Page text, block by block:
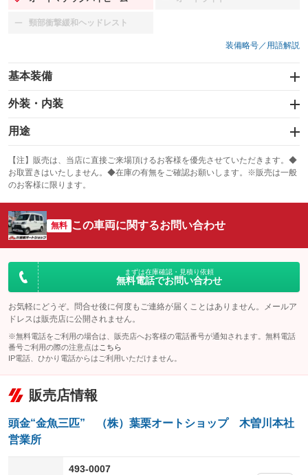
：装備あり ：装備なし
頸部衝撃緩和ヘッドレスト
：装備なし
装備略号／用語解説
基本装備
エアバッグ：運転席/助手席
：装備あり
：装備あり
エアコン
：装備あり Wエアコン
：装備なし
：装備なし ：装備あり
ダウンヒルアシストコントロール
：装備なし
：装備あり ：装備なし
アイドリングストップ
：装備あり ドライブレコーダー
：装備あり
USB入力端子 Bluetooth接続
100V電源
：装備なし
センターデフロック
：装備なし
ラジコン付き
アームロール
：装備なし
：装備なし ：装備なし
三方開
：装備なし
外装・内装
カーナビ：メモリーナビ他
：装備あり
：装備なし
オーディオ：ミュージックプレイヤー接続可
：装備あり
ビジュアル
：装備なし
アルミホイール
：装備なし
革シート ハーフレザーシート
キーレス
：装備あり LEDヘッドランプ
：装備なし
：装備なし
バックカメラ
：装備あり
エアロ
：装備なし
：装備なし ：装備なし
パワーシート
：装備なし
ベンチシート
：装備なし フルフラットシート
：装備なし
チップアップシート
：装備なし
電動格納サードシート
：装備なし
用途
冷凍（中温 -5℃）
：装備なし 冷凍（低温 -20℃）
：装備なし
冷凍（超低温 -30℃以下）
：装備なし 冷蔵
保冷 低床
全低床（フルフラットロー）
：装備なし 高床
：装備なし
装備略号／用語解説
【注】販売は、当店に直接ご来場頂けるお客様を優先させていただきます。◆
お取置きはいたしません。◆在庫の有無をご確認お願いします。※販売は一般
のお客様に限ります。
無料 この車両に関するお問い合わせ
まずは在庫確認・見積り依頼
無料電話でお問い合わせ
お気軽にどうぞ。問合せ後に何度もご連絡が届くことはありません。メールア
ドレスは販売店に公開されません。
※無料電話をご利用の場合は、販売店へお客様の電話番号が通知されます。無料電話
番号ご利用の際の注意点は こちら
IP電話、ひかり電話からはご利用いただけません。
販売店情報
頭金“金魚三匹” （株）葉栗オートショップ 木曽川本社
営業所
493-0007